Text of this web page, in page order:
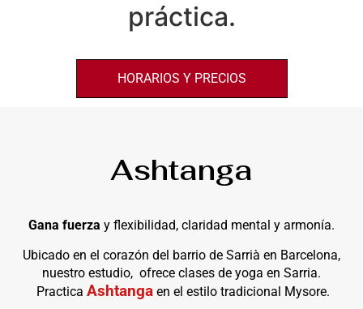
práctica.
HORARIOS Y PRECIOS
Ashtanga
Gana fuerza y flexibilidad, claridad mental y armonía.
Ubicado en el corazón del barrio de Sarrià en Barcelona,
nuestro estudio, ofrece clases de yoga en Sarria.
Practica Ashtanga en el estilo tradicional Mysore.